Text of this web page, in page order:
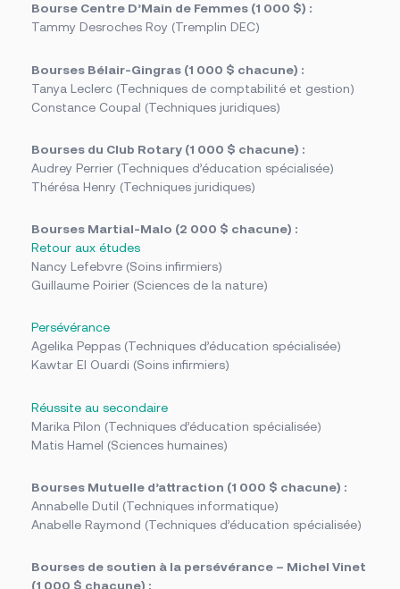
Bourse Centre D’Main de Femmes (1 000 $) :
Tammy Desroches Roy (Tremplin DEC)
Bourses Bélair-Gingras (1 000 $ chacune) :
Tanya Leclerc (Techniques de comptabilité et gestion)
Constance Coupal (Techniques juridiques)
Bourses du Club Rotary (1 000 $ chacune) :
Audrey Perrier (Techniques d’éducation spécialisée)
Thérésa Henry (Techniques juridiques)
Bourses Martial-Malo (2 000 $ chacune) :
Retour aux études
Nancy Lefebvre (Soins infirmiers)
Guillaume Poirier (Sciences de la nature)
Persévérance
Agelika Peppas (Techniques d’éducation spécialisée)
Kawtar El Ouardi (Soins infirmiers)
Réussite au secondaire
Marika Pilon (Techniques d’éducation spécialisée)
Matis Hamel (Sciences humaines)
Bourses Mutuelle d’attraction (1 000 $ chacune) :
Annabelle Dutil (Techniques informatique)
Anabelle Raymond (Techniques d’éducation spécialisée)
Bourses de soutien à la persévérance – Michel Vinet
(1 000 $ chacune) :